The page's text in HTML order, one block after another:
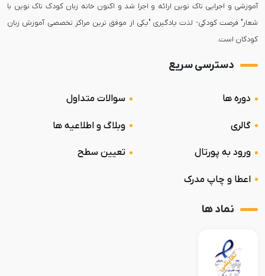
آموزشی و اجرایی تاک نوین ارائه و اجرا شد و اکنون خانه زبان کودک تاک نوین با
شعار" فرصت کودکی- لذت یادگیری "یکی از موفق ترین مراکز تخصصی آموزش زبان
کودکان است.
دسترسی سریع
دوره ها سوالات متداول
گالری وبلاگ و اطلاعیه ها
ورود به پورتال تعیین سطح
اعطا و چاپ مدرک
نماد ها